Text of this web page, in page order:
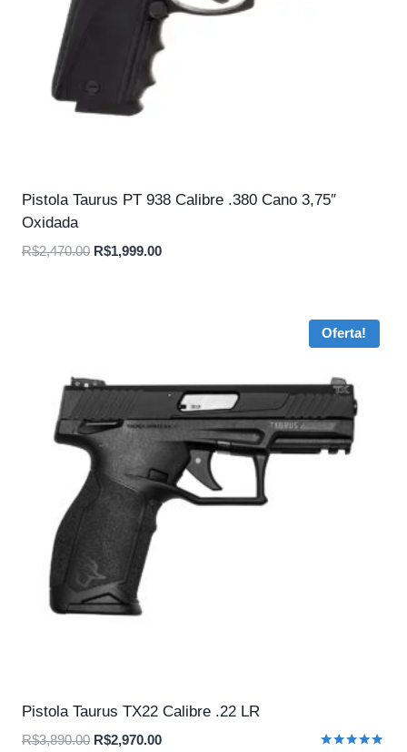
Pistola Taurus PT 938 Calibre .380 Cano 3,75″
Oxidada
R$2,470.00 O
R$1,999.00O
Oferta!
Pistola Taurus TX22 Calibre .22 LR
R$3,890.00 O
R$2,970.00O